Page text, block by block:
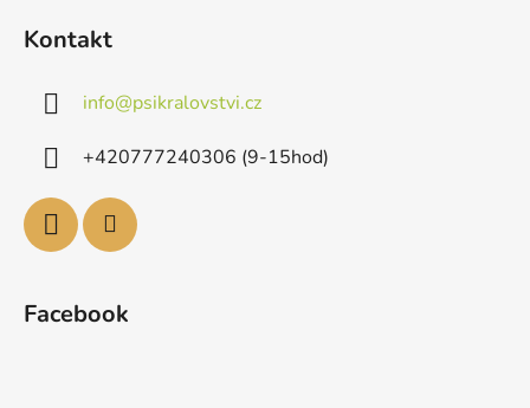
Kontakt
info@psikralovstvi.cz
+420777240306 (9-15hod)
Facebook